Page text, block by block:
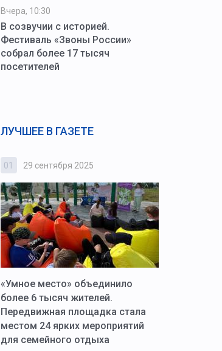
Вчера, 10:30
В созвучии с историей.
Фестиваль «Звоны России»
собрал более 17 тысяч
посетителей
ЛУЧШЕЕ В ГАЗЕТЕ
01 29 сентября 2025
«Умное место» объединило
более 6 тысяч жителей.
Передвижная площадка стала
местом 24 ярких мероприятий
для семейного отдыха